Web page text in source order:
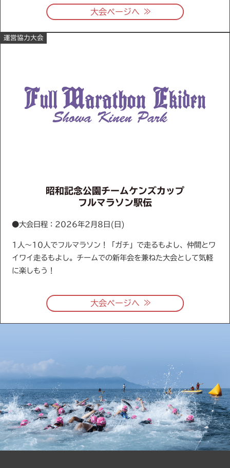
大会ページへ ≫
運営協力大会
昭和記念公園チームケンズカップ
フルマラソン駅伝
●大会日程：2026年2月8日(日)
1人～10人でフルマラソン！「ガチ」で走るもよし、仲間とワ
イワイ走るもよし。チームでの新年会を兼ねた大会として気軽
に楽しもう！
大会ページへ ≫